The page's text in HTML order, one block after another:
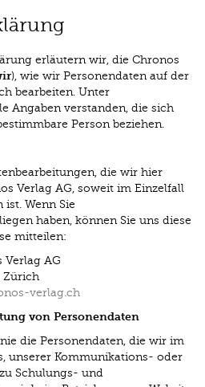
erläutern wir, die Chronos
), wie wir Personendaten auf der
bearbeiten. Unter
Angaben verstanden, die sich
Person beziehen.
die wir hier
Verlag AG, soweit im Einzelfall
ist. Wenn Sie
haben, können Sie uns diese
mitteilen:
Verlag AG
Zürich
verlag.ch
von Personendaten
die Personendaten, die wir im
unserer Kommunikations- oder
Schulungs- und